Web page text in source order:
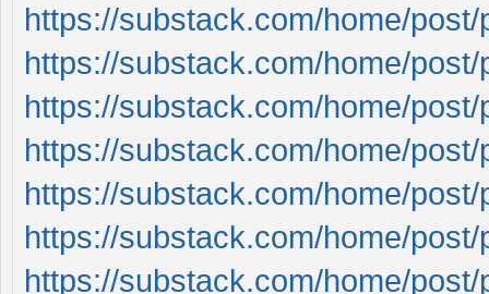
https://substack.com/home/
https://substack.com/home/
https://substack.com/home/
https://substack.com/home/
https://substack.com/home/
https://substack.com/home/
https://substack.com/home/